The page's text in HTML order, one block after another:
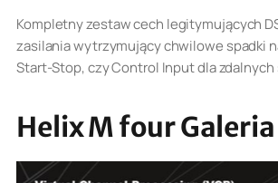
Kompletny zestaw cech legitymujących
zasilania wytrzymujący chwilowe spadki
Start-Stop, czy Control Input dla zdalnych
Helix M four Galeria